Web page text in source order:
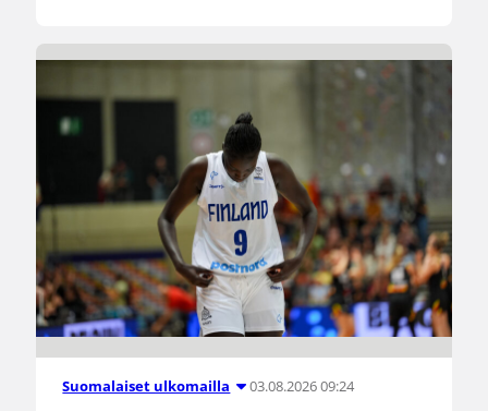
Suomalaiset ulkomailla 03.08.2026 09:24